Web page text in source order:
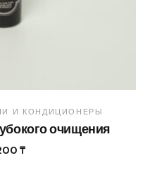
И КОНДИЦИОНЕРЫ
очищения
₸